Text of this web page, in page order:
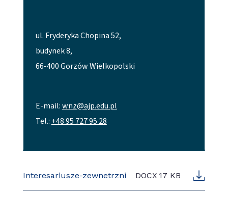
ul. Fryderyka Chopina 52,
budynek 8,
66-400 Gorzów Wielkopolski
E-mail:wnz@ajp.edu.pl
Tel.: +48 95 727 95 28
Interesariusze-zewnetrzni DOCX 17 KB